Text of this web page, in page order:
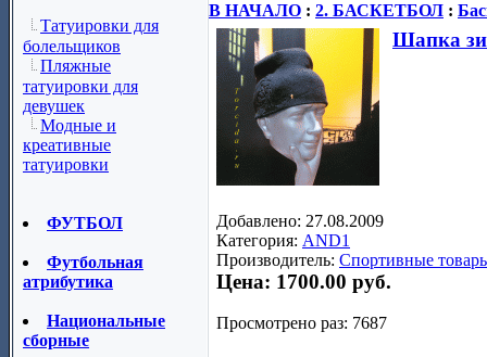
Татуировки для
болельщиков
Пляжные
татуировки для
девушек
Модные и
креативные
татуировки
ФУТБОЛ
Футбольная
атрибутика
Национальные
сборные
В НАЧАЛО : 2. БАСКЕТБОЛ :
Шапка
Добавлено: 27.08.2009
Категория: AND1
Производитель: Спортивные
Цена: 1700.00 руб.
Просмотрено раз: 7687